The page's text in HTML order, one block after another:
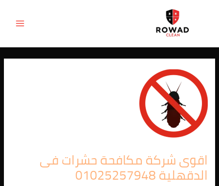
اقوى شركة مكافحة حشرات فى
الدقهلية 01025257948